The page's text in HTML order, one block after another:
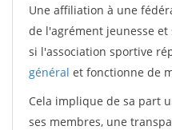
Une affiliation à une
de l'agrément jeunesse
si l'association sportive
général et fonctionne de
Cela implique de sa part
ses membres, une